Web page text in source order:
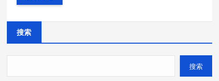
搜索
搜索